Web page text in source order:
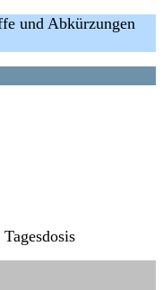
und Abkürzungen